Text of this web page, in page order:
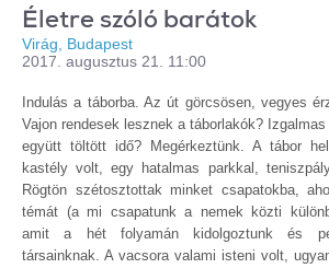
Életre szóló barátok
Virág, Budapest
2017. augusztus 21. 11:00
Indulás a táborba. Az út görcsösen, vegyes
Vajon rendesek lesznek a táborlakók?
együtt töltött idő? Megérkeztünk. A tábor
kastély volt, egy hatalmas parkkal,
Rögtön szétosztottak minket csapatokba,
témát (a mi csapatunk a nemek közti
amit a hét folyamán kidolgoztunk és
társainknak. A vacsora valami isteni volt,